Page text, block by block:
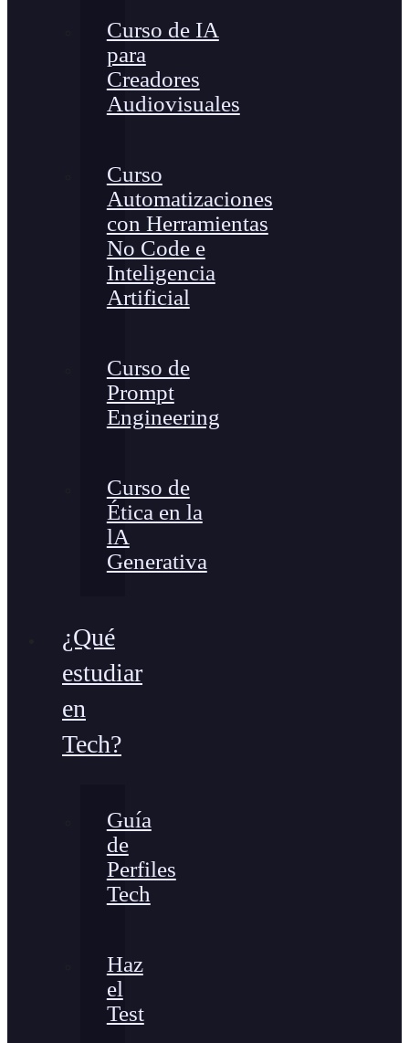
Curso de IA
para
Creadores
Audiovisuales
Curso
Automatizaciones
con Herramientas
No Code e
Inteligencia
Artificial
Curso de
Prompt
Engineering
Curso de
Ética en la
lA
Generativa
¿Qué
estudiar
en
Tech?
Guía
de
Perfiles
Tech
Haz
el
Test